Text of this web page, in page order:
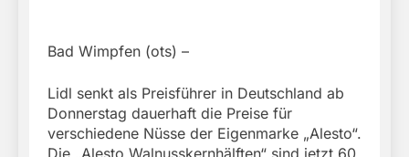
Bad Wimpfen (ots) –
Lidl senkt als Preisführer in Deutschland ab
Donnerstag dauerhaft die Preise für
verschiedene Nüsse der Eigenmarke „Alesto“.